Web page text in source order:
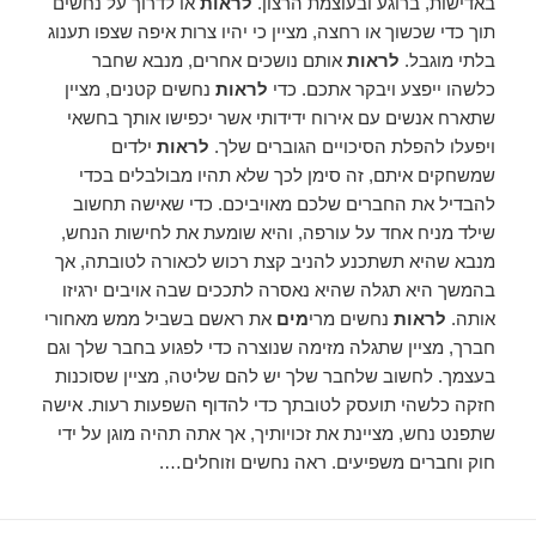
תוך כדי שכשוך או רחצה, מציין כי יהיו צרות איפה שצפו תענוג
בלתי מוגבל. לראות אותם נושכים אחרים, מנבא שחבר
כלשהו ייפצע ויבקר אתכם. כדי לראות נחשים קטנים, מציין
שתארח אנשים עם אירוח ידידותי אשר יכפישו אותך בחשאי
ויפעלו להפלת הסיכויים הגוברים שלך. לראות ילדים
שמשחקים איתם, זה סימן לכך שלא תהיו מבולבלים בכדי
להבדיל את החברים שלכם מאויביכם. כדי שאישה תחשוב
שילד מניח אחד על עורפה, והיא שומעת את לחישות הנחש,
מנבא שהיא תשתכנע להניב קצת רכוש לכאורה לטובתה, אך
בהמשך היא תגלה שהיא נאסרה לתככים שבה אויבים ירגיזו
אותה. לראות נחשים מרימים את ראשם בשביל ממש מאחורי
חברך, מציין שתגלה מזימה שנוצרה כדי לפגוע בחבר שלך וגם
בעצמך. לחשוב שלחבר שלך יש להם שליטה, מציין שסוכנות
חזקה כלשהי תועסק לטובתך כדי להדוף השפעות רעות. אישה
שתפנט נחש, מציינת את זכויותיך, אך אתה תהיה מוגן על ידי
חוק וחברים משפיעים. ראה נחשים וזוחלים….